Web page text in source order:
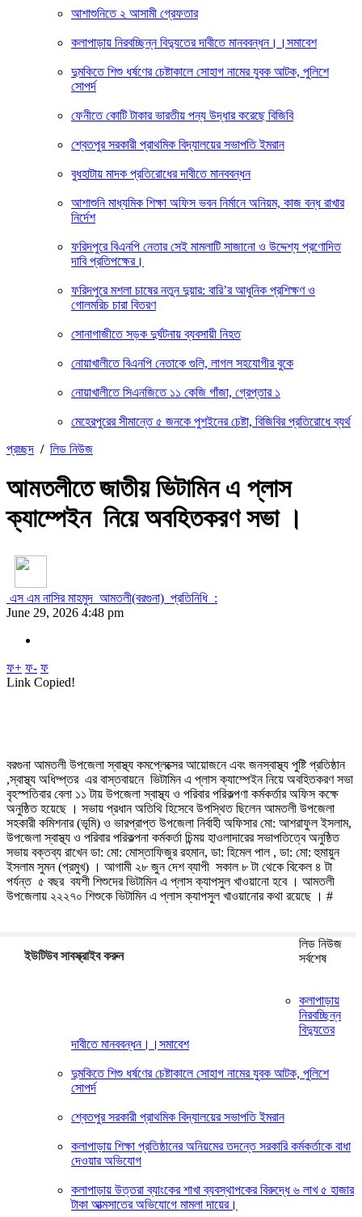
আশাশুনিতে ২ আসামী গ্রেফতার
কলাপাড়ায় নিরবচ্ছিন্ন বিদ্যুতের দাবীতে মানববন্ধন।।সমাবেশ
দুমকিতে শিশু ধর্ষণের চেষ্টাকালে সোহাগ নামের যুবক আটক, পুলিশে
সোপর্দ
ফেনীতে কোটি টাকার ভারতীয় পন্য উদ্ধার করেছে বিজিবি
শ্বেতপুর সরকারী প্রাথমিক বিদ্যালয়ের সভাপতি ইমরান
বুধহাটায় মাদক প্রতিরোধের দাবীতে মানববন্ধন
আশাশুনি মাধ্যমিক শিক্ষা অফিস ভবন নির্মানে অনিয়ম, কাজ বন্ধ রাখার
নির্দেশ
ফরিদপুরে বিএনপি নেতার সেই মামলাটি সাজানো ও উদ্দেশ্য প্রণোদিত
দাবি প্রতিপক্ষের।
ফরিদপুরে মশলা চাষের নতুন দুয়ার: বারি’র আধুনিক প্রশিক্ষণ ও
গোলমরিচ চারা বিতরণ
সোনাগাজীতে সড়ক দুর্ঘটনায় ব্যবসায়ী নিহত
নোয়াখালীতে বিএনপি নেতাকে গুলি, লাগল সহযোগীর বুকে
নোয়াখালীতে সিএনজিতে ১১ কেজি গাঁজা, গ্রেপ্তার ১
মেহেরপুরের সীমান্তে ৫ জনকে পুশইনের চেষ্টা, বিজিবির প্রতিরোধে ব্যর্থ
প্রচ্ছদ / লিড নিউজ
আমতলীতে জাতীয় ভিটামিন এ প্লাস
ক্যাম্পেইন নিয়ে অবহিতকরণ সভা ।
এস এম নাসির মাহমুদ আমতলী(বরগুনা) প্রতিনিধি :
June 29, 2026 4:48 pm
ফ+ ফ- ফ
Link Copied!
বরগুনা আমতলী উপজেলা স্বাস্থ্য কমপ্লেক্সের আয়োজনে এবং জনস্বাস্থ্য পুষ্টি প্রতিষ্ঠান
,স্বাস্থ্য অধিদ্প্তর এর বাস্তবায়নে ভিটামিন এ প্লাস ক্যাম্পেইন নিয়ে অবহিতকরণ সভা
বৃহস্পতিবার বেলা ১১ টায় উপজেলা স্বাস্থ্য ও পরিবার পরিকল্পণা কর্মকর্তার অফিস কক্ষে
অনুষ্ঠিত হয়েছে । সভায় প্রধান অতিথি হিসেবে উপস্থিত ছিলেন আমতলী উপজেলা
সহকারী কমিশনার (ভূমি) ও ভারপ্রাপ্ত উপজেলা নির্বাহী অফিসার মো: আশরাফুল ইসলাম,
উপজেলা স্বাস্থ্য ও পরিবার পরিকল্পনা কর্মকর্তা চিন্ময় হাওলাদারের সভাপতিত্বে অনুষ্ঠিত
সভায় বক্তব্য রাখেন ডা: মো: মোস্তাফিজুর রহমান, ডা: হিমেল পাল , ডা: মো: হুমায়ুন
ইসলাম সুমন (প্রমুখ) । আগামী ২৮ জুন দেশ ব্যাপী সকাল ৮ টা থেকে বিকেল ৪ টা
পর্যন্ত ৫ বছর বযশী শিশুদের ভিটামিন এ প্লাস ক্যাপসুল খাওয়ানো হবে । আমতলী
উপজেলায় ২২২৭০ শিশুকে ভিটামিন এ প্লাস ক্যাপসুল খাওয়ানোর কথা রয়েছে । #
ইউটিউব সাবস্ক্রাইব করুন
লিড নিউজ
সর্বশেষ
কলাপাড়ায়
নিরবচ্ছিন্ন
বিদ্যুতের
দাবীতে মানববন্ধন।।সমাবেশ
দুমকিতে শিশু ধর্ষণের চেষ্টাকালে সোহাগ নামের যুবক আটক, পুলিশে
সোপর্দ
শ্বেতপুর সরকারী প্রাথমিক বিদ্যালয়ের সভাপতি ইমরান
কলাপাড়ায় শিক্ষা প্রতিষ্ঠানের অনিয়মের তদন্তে সরকারি কর্মকর্তাকে বাধা
দেওয়ার অভিযোগ
কলাপাড়ায় উত্তরা ব্যাংকের শাখা ব্যবস্থাপকের বিরুদ্ধে ৬ লাখ ৫ হাজার
টাকা আত্মসাতের অভিযোগে মামলা দায়ের।